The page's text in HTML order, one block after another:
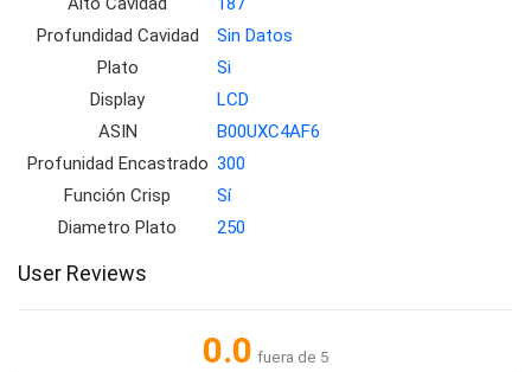
Profundidad Cavidad
Sin Datos
Plato
Si
Display
LCD
ASIN
B00UXC4AF6
Profunidad Encastrado 300
Función Crisp
Sí
Diametro Plato
250
User Reviews
0.0 fuera de 5